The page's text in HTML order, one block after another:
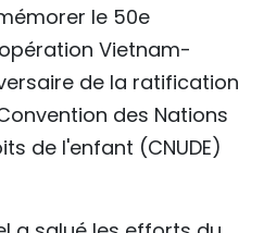
le 50e
Vietnam-
de la ratification
des Nations
de l'enfant (CNUDE)